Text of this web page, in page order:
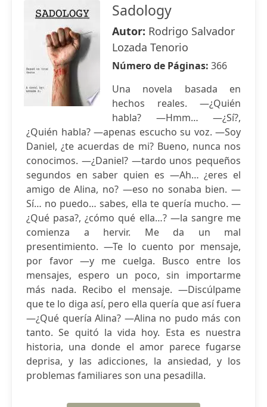
Sadology
Autor: Rodrigo Salvador
Lozada Tenorio
Número de Páginas: 366
Una novela basada en
hechos reales. —¿Quién
habla? —Hmm… —¿Sí?,
¿Quién habla? —apenas escucho su voz. —Soy
Daniel, ¿te acuerdas de mi? Bueno, nunca nos
conocimos. —¿Daniel? —tardo unos pequeños
segundos en saber quien es —Ah… ¿eres el
amigo de Alina, no? —eso no sonaba bien. —
Sí… no puedo… sabes, ella te quería mucho. —
¿Qué pasa?, ¿cómo qué ella…? —la sangre me
comienza a hervir. Me da un mal
presentimiento. —Te lo cuento por mensaje,
por favor —y me cuelga. Busco entre los
mensajes, espero un poco, sin importarme
más nada. Recibo el mensaje. —Discúlpame
que te lo diga así, pero ella quería que así fuera
—¿Qué quería Alina? —Alina no pudo más con
tanto. Se quitó la vida hoy. Esta es nuestra
historia, una donde el amor parece fugarse
deprisa, y las adicciones, la ansiedad, y los
problemas familiares son una pesadilla.